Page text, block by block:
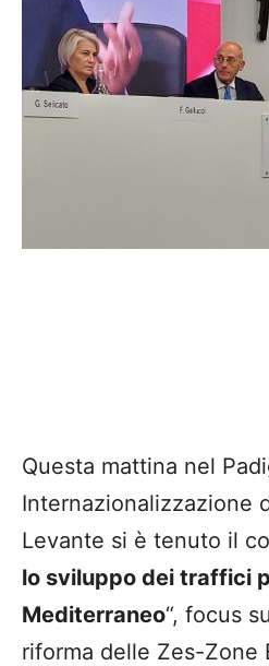
Questa mattina nel
Internazionalizzazione
Levante si è tenuto il
lo sviluppo dei traffici
Mediterraneo“, focus
riforma delle Zes-Zone